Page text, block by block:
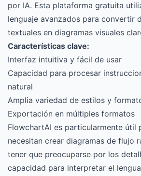
por IA. Esta plataforma gratuita
lenguaje avanzados para convertir
textuales en diagramas visuales
Características clave:
Interfaz intuitiva y fácil de usar
Capacidad para procesar
natural
Amplia variedad de estilos y
Exportación en múltiples formatos
FlowchartAI es particularmente útil
necesitan crear diagramas de flujo
tener que preocuparse por los
capacidad para interpretar el